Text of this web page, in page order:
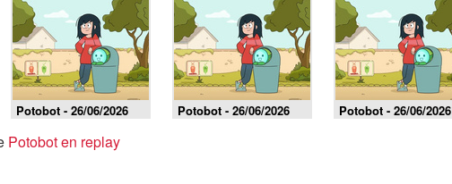
Potobot - 26/06/2026 Potobot - 26/06/2026 Potobot - 26/06/2026
Potobot en replay